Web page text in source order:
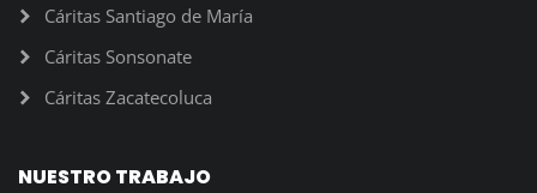
Cáritas Santiago de María
Cáritas Sonsonate
Cáritas Zacatecoluca
NUESTRO TRABAJO